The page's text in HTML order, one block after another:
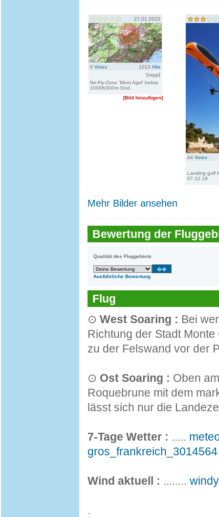
27.01.2020
0 Votes 1013 Hits
[taggi]
No-Fly-Zone 'Mont Agel' below
1000ft/300m Gnd.
[Bild hinzufügen]
44 Votes
Landing golf
07.12.19
Mehr Bilder ansehen
Bewertung der
Qualität des Fluggebiets
Ausführliche Bewertung
Flug
⊙ West Soaring : Bei
Richtung der Stadt
zu der Felswand vor der
⊙ Ost Soaring : Oben
Roquebrune mit dem
lässt sich nur die
7-Tage Wetter : .....
gros_frankreich_3014564
Wind aktuell : ........
.